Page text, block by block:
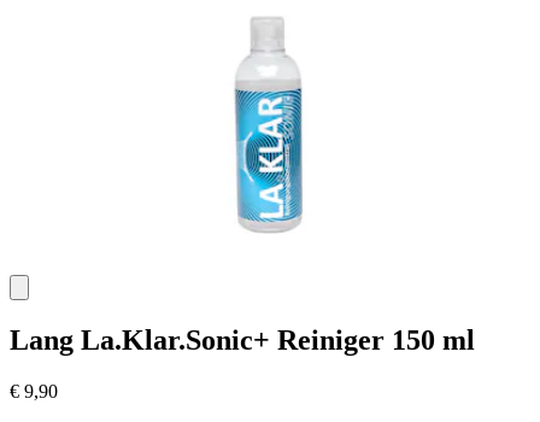
Lang La.Klar.Sonic+ Reiniger 150 ml
€ 9,90